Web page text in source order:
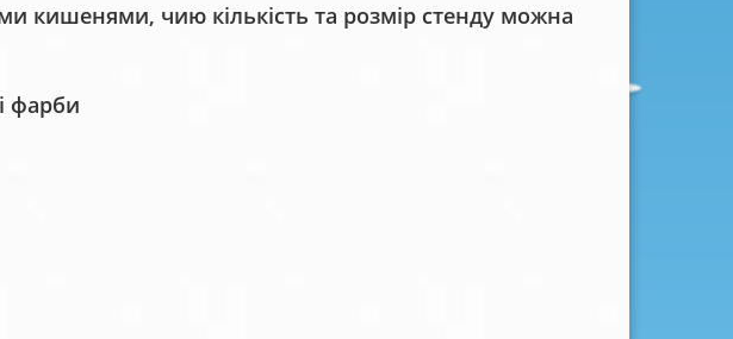
кишенями, чию кількість та розмір стенду можна
фарби